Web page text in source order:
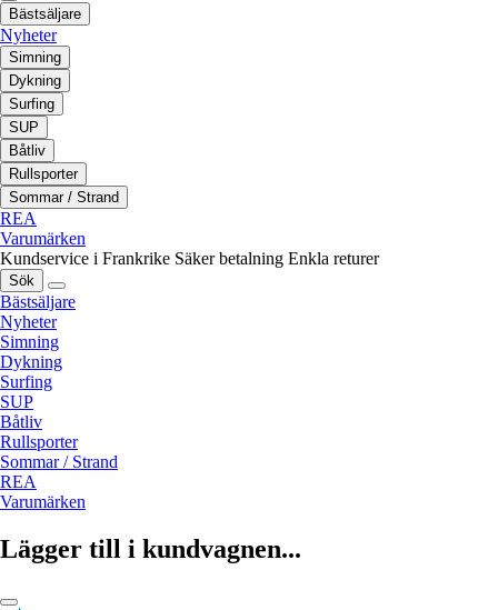
Bästsäljare
Nyheter
Simning
Dykning
Surfing
SUP
Båtliv
Rullsporter
Sommar / Strand
REA
Varumärken
Kundservice i Frankrike Säker betalning Enkla returer
Sök
Bästsäljare
Nyheter
Simning
Dykning
Surfing
SUP
Båtliv
Rullsporter
Sommar / Strand
REA
Varumärken
Lägger till i kundvagnen...